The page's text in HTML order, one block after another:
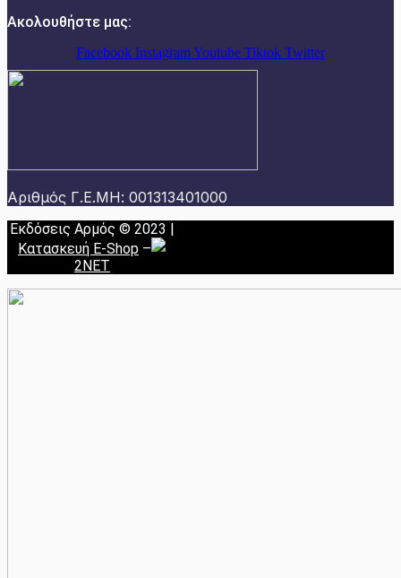
Ακολουθήστε μας:
Facebook InstagramYoutube Tiktok Twitter
Αριθμός Γ.Ε.ΜΗ: 001313401000
Εκδόσεις Αρμός © 2023 |
Κατασκευή E-Shop –
2NET